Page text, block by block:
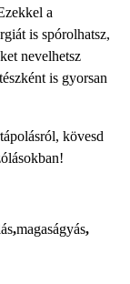
a
is spórolhatsz,
nevelhetsz
is gyorsan
kövesd
,magaságyás,